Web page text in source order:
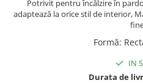
QUADRIX
Potrivit pentru încălzire în
adaptează la orice stil de interior,
Formă:
IN
Durata de